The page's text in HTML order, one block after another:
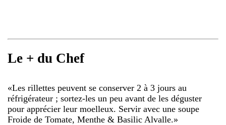
Le + du Chef
«Les rillettes peuvent se conserver 2 à 3 jours au
réfrigérateur ; sortez-les un peu avant de les déguster
pour apprécier leur moelleux. Servir avec une soupe
Froide de Tomate, Menthe & Basilic Alvalle.»